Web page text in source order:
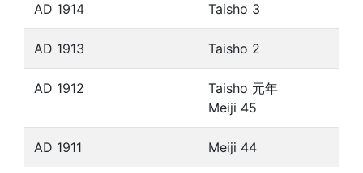
AD 1914 Taisho 3
AD 1913 Taisho 2
AD 1912
Taisho 元年
Meiji 45
AD 1911 Meiji 44